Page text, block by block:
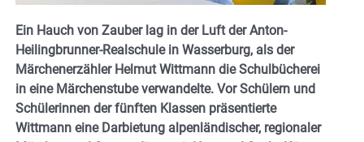
Ein Hauch von Zauber lag in der Luft der Anton-
Heilingbrunner-Realschule in Wasserburg, als der
Märchenerzähler Helmut Wittmann die Schulbücherei
in eine Märchenstube verwandelte. Vor Schülern und
Schülerinnen der fünften Klassen präsentierte
Wittmann eine Darbietung alpenländischer, regionaler